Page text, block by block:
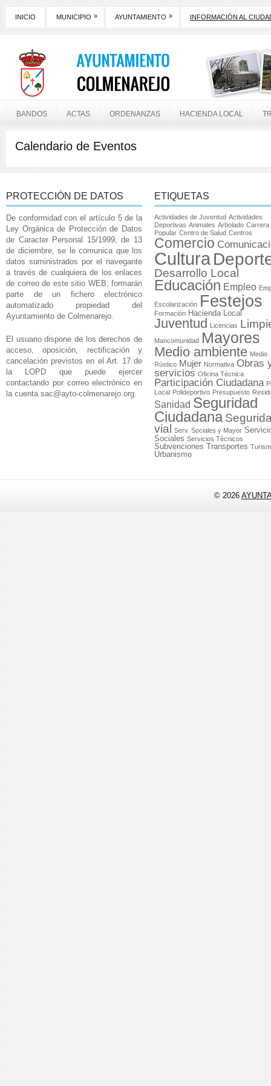
INICIO MUNICIPIO » AYUNTAMIENTO » INFORMACIÓN AL
BANDOS ACTAS ORDENANZAS HACIENDA LOCAL
Calendario de Eventos
PROTECCIÓN DE DATOS
De conformidad con el artículo 5 de la
Ley Orgánica de Protección de Datos
de Caracter Personal 15/1999, de 13
de diciembre, se le comunica que los
datos suministrados por el navegante
a través de cualquiera de los enlaces
de correo de este sitio WEB, formarán
parte de un fichero electrónico
automatizado propiedad del
Ayuntamiento de Colmenarejo.
El usuario dispone de los derechos de
acceso, oposición, rectificación y
cancelación previstos en el Art. 17 de
la LOPD que puede ejercer
contactando por correo electrónico en
la cuenta sac@ayto-colmenarejo.org.
ETIQUETAS
Actividades de Juventud Actividades
Deportivas Animales Arbolado Carrera
Popular Centro de Salud Centros
Comercio
Cultura
Desarrollo Local
Educación Empleo
Escolarización Festejos
Formación Hacienda Local
Juventud Licencias
Mancomunidad Mayores
Medio ambiente Medio
Rústico Mujer Normativa Obras
servicios Oficina Técnica
Participación Ciudadana
Local Polideportivo Presupuesto
Sanidad Seguridad
Ciudadana
vial
Serv. Sociales y Mayor
Sociales Servicios Técnicos
Subvenciones Transportes
Urbanismo
© 2026